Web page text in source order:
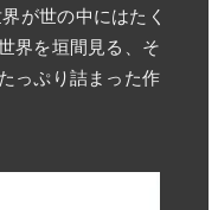
が世の中にはたく
界を垣間見る、そ
っぷり詰まった作